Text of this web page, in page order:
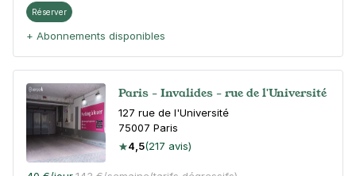
Réserver
+ Abonnements disponibles
Paris - Invalides - rue de l'Université
127 rue de l'Université
75007 Paris
4,5(217 avis)